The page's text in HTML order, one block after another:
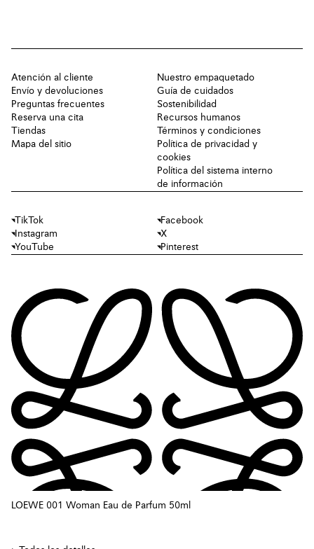
LOEWE 001 Woman Eau de Parfum 50ml
Atención al cliente
Envío y devoluciones
Preguntas frecuentes
Reserva una cita
Tiendas
Mapa del sitio
Nuestro empaquetado
Guía de cuidados
Sostenibilidad
Recursos humanos
Términos y condiciones
Política de privacidad y
cookies
Política del sistema interno
de información
TikTok
Facebook
Instagram
X
YouTube
Pinterest